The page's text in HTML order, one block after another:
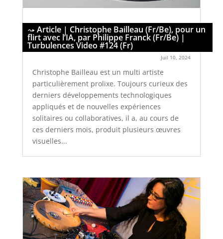
Article | Christophe Bailleau (Fr/Be), pour un
flirt avec l’IA, par Philippe Franck (Fr/Be) |
Turbulences Video #124 (Fr)
Juil 10, 2024
Christophe Bailleau est un multi artiste
particulièrement prolixe. Toujours curieux des
derniers développements technologiques
appliqués et de nouvelles expériences
solitaires ou collaboratives, il a, au cours de
ces derniers mois, produit plusieurs œuvres
visuelles...